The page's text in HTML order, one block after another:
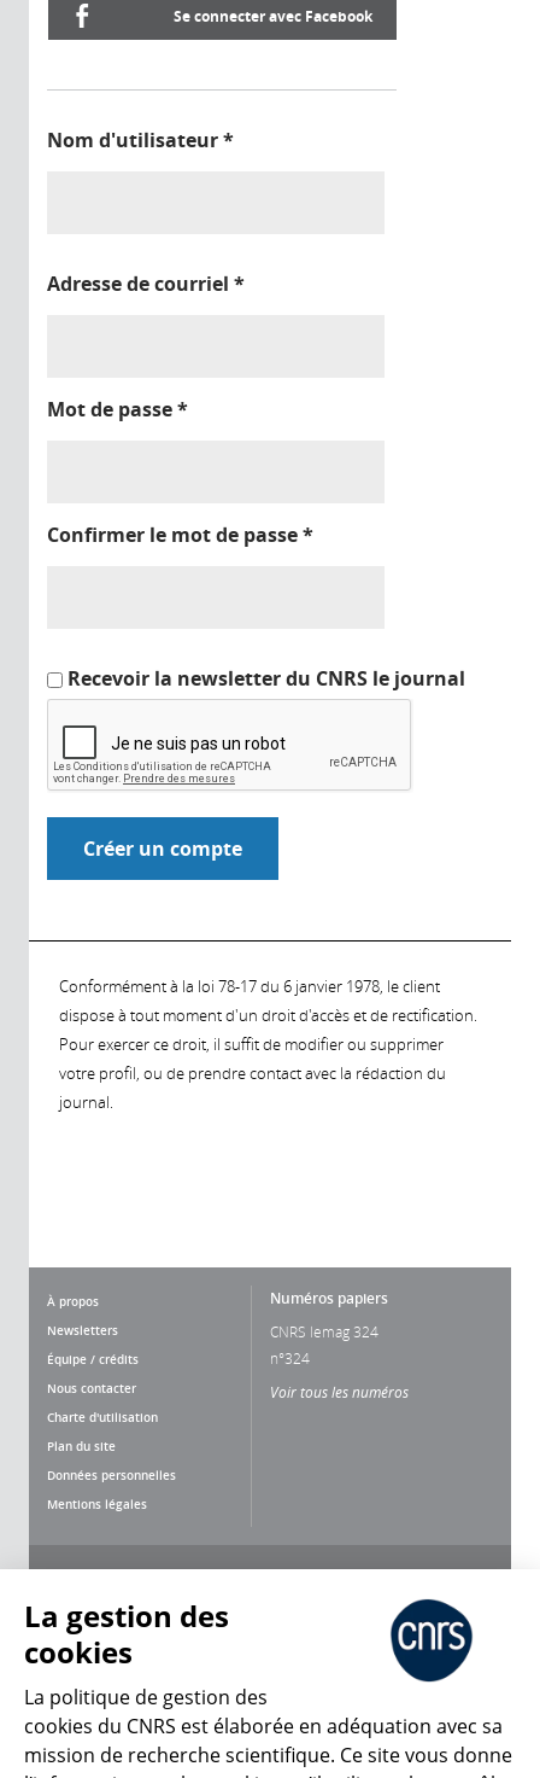
Se connecter avec Facebook
Nom d'utilisateur*
Adresse de courriel *
Mot de passe*
Confirmer le mot de passe*
Recevoir la newsletter du CNRS le journal
Conformément à la loi 78-17 du 6 janvier 1978, le client
dispose à tout moment d'un droit d'accès et de rectification.
Pour exercer ce droit, il suffit de modifier ou supprimer
votre profil, ou de prendre contact avec la rédaction du
journal.
À propos
Newsletters
Équipe / crédits
Nous contacter
Charte d'utilisation
Plan du site
Données personnelles
Mentions légales
Numéros papiers
CNRS lemag 324
n°324
Voir tous les numéros
CNRS Le Mag
La gestion des
cookies
La politique de gestion des
cookies du CNRS est élaborée en adéquation avec sa
mission de recherche scientifique. Ce site vous donne